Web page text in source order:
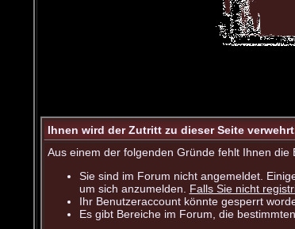
Ihnen wird der Zutritt zu dieser Seite
Aus einem der folgenden Gründe fehlt Ihnen
Sie sind im Forum nicht angemeldet.
um sich anzumelden. Falls Sie nicht
Ihr Benutzeraccount könnte gesperrt
Es gibt Bereiche im Forum, die